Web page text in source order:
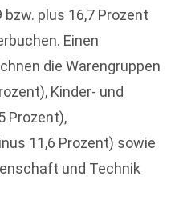
plus 16,7 Prozent
Einen
die Warengruppen
Kinder- und
Prozent),
11,6 Prozent) sowie
und Technik